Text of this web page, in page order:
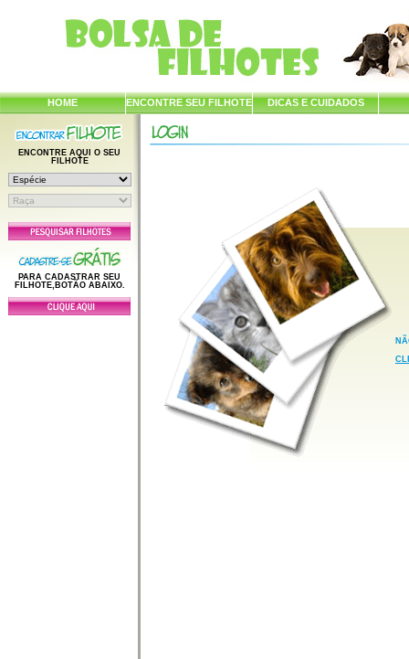
HOME ENCONTRE SEU FILHOTE DICAS E CUIDADOS
ENCONTRE AQUI O SEU
FILHOTE
PARA CADASTRAR SEU
FILHOTE,BOTÃO ABAIXO.